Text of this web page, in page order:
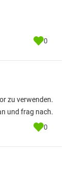
0
zu verwenden.
und frag nach.
0